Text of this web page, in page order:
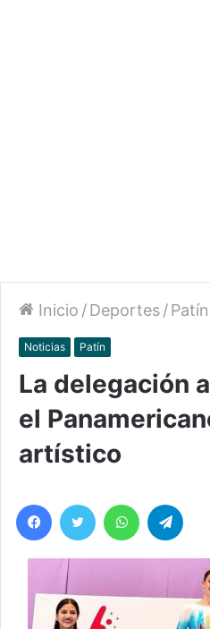
Inicio /Deportes/Patín
Noticias Patín
La delegación
el
artístico
Facebook
Twitter WhatsApp